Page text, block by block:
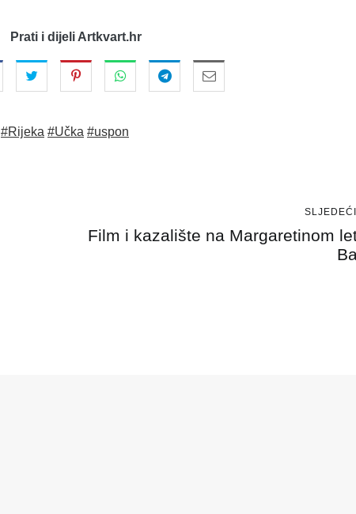
Prati i dijeli Artkvart.hr
#Rijeka #Učka #uspon
SLJEDEĆI
Film i kazalište na Margaretinom